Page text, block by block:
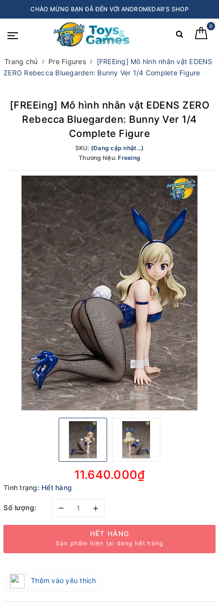
CHÀO MỪNG BẠN ĐÃ ĐẾN VỚI ANDROMEDAR'S SHOP
0
Trang chủ Pre Figures
[FREEing] Mô hình nhân vật EDENS
ZERO Rebecca Bluegarden: Bunny Ver 1/4 Complete Figure
[FREEing] Mô hình nhân vật EDENS ZERO
Rebecca Bluegarden: Bunny Ver 1/4
Complete Figure
SKU: (Đang cập nhật...)
Thương hiệu:Freeing
11.640.000₫
Tình trạng: Hết hàng
Số lượng: – +
HẾT HÀNG
Sản phẩm hiện tại đang hết hàng
Thêm vào yêu thích